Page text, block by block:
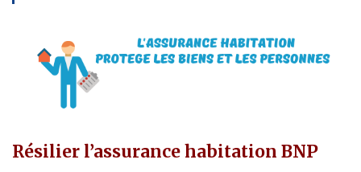
Résilier l’assurance habitation BNP